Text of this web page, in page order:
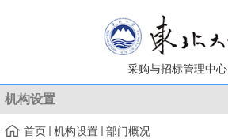
采购与招标管理中心
机构设置
首页 机构设置 部门概况